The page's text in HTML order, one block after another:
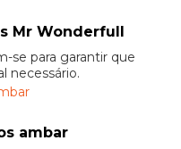
Mr Wonderfull
se para garantir que
necessário.
ambar